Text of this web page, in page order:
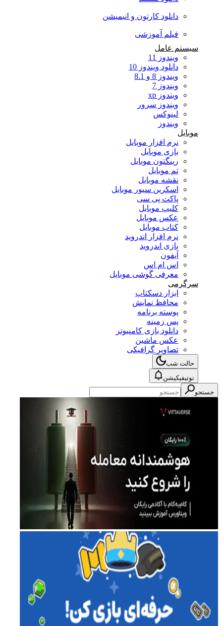
دانلود کارتون و انیمیشن
فیلم آموزشی
سیستم عامل
ویندوز 11
دانلود ویندوز 10
ویندوز 8 و 8.1
ویندوز 7
ویندوز xp
ویندوز سرور
لینوکس
ویندوز
موبایل
نرم افزار موبایل
بازی موبایل
رینگتون موبایل
تم موبایل
نقشه موبایل
اسکرین سیور موبایل
پاکت پی سی
کلیپ موبایل
عکس موبایل
کتاب موبایل
نرم افزار اندروید
بازی اندروید
آیفون
اس ام اس
معرفی گوشی موبایل
سرگرمی
ابزار دسکتاپ
محافظ نمایش
پوسته برنامه
پس زمینه
دانلود بازی کامپیوتر
عکس ماشین
تصاویر گرافیکی
حالت شب
نوتیفیکیشن